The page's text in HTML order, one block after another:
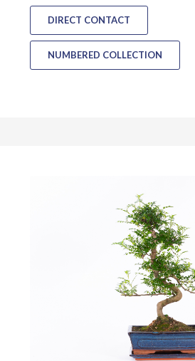
DIRECT CONTACT
NUMBERED COLLECTION